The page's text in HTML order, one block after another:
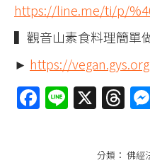
https://line.me/ti/p/
▍觀音山素食料理簡單
► https://
Facebook
Line
X
分類： 佛經